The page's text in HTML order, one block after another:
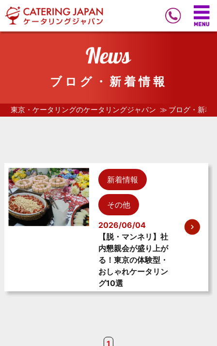
ブログ・新着情報
東京・ケータリングのケータリングジャパン ブログ・新着
新着情報
その他
2026/06/04
【脱・マンネリ】社
内懇親会が盛り上が
る！東京の体験型・
おしゃれケータリン
グ10選
1